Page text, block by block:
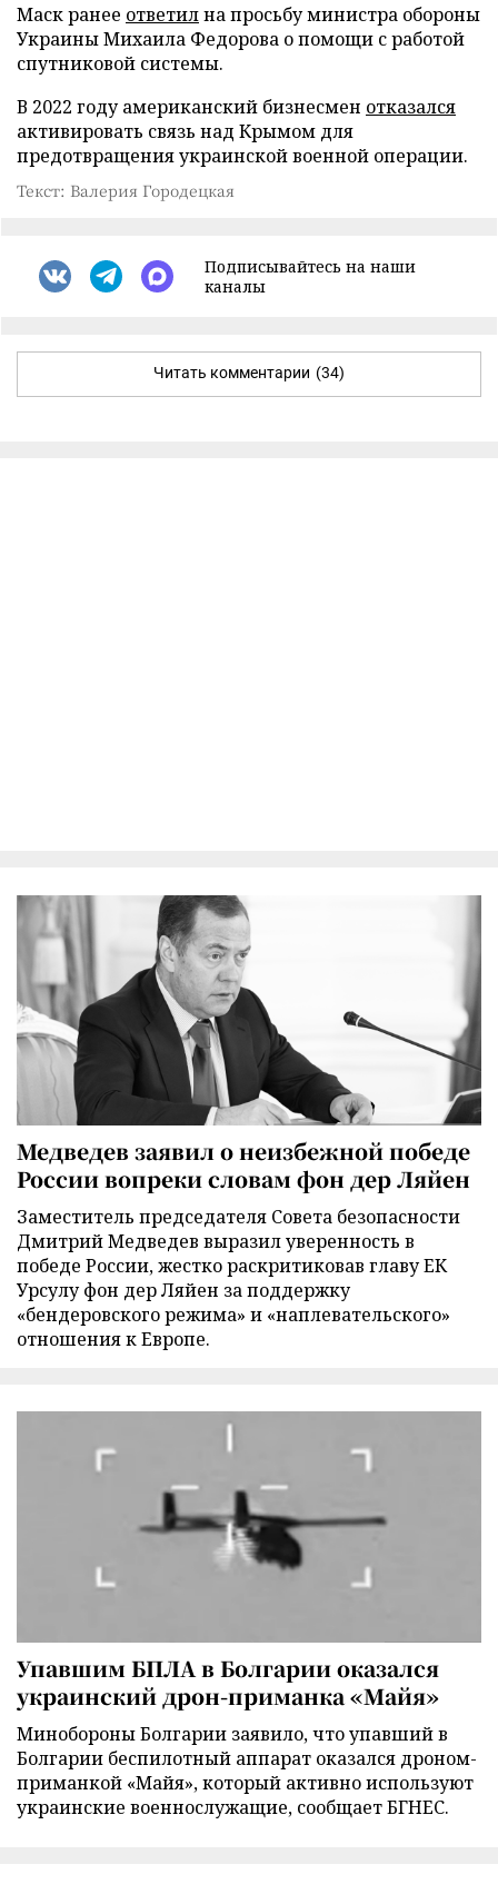
Маск ранее ответилна просьбу министра обороны
Украины Михаила Федорова о помощи с работой
спутниковой системы.
В 2022 году американский бизнесмен отказался
активировать связь над Крымом для
предотвращения украинской военной операции.
Текст: Валерия Городецкая
Подписывайтесь на наши
каналы
Читать комментарии (34)
Медведев заявил о неизбежной победе
России вопреки словам фон дер Ляйен
Заместитель председателя Совета безопасности
Дмитрий Медведев выразил уверенность в
победе России, жестко раскритиковав главу ЕК
Урсулу фон дер Ляйен за поддержку
«бендеровского режима» и «наплевательского»
отношения к Европе.
Упавшим БПЛА в Болгарии оказался
украинский дрон-приманка «Майя»
Минобороны Болгарии заявило, что упавший в
Болгарии беспилотный аппарат оказался дроном-
приманкой «Майя», который активно используют
украинские военнослужащие, сообщает БГНЕС.